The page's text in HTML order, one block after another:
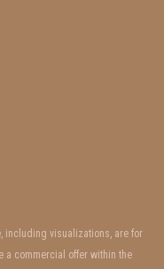
including visualizations, are for
a commercial offer within the